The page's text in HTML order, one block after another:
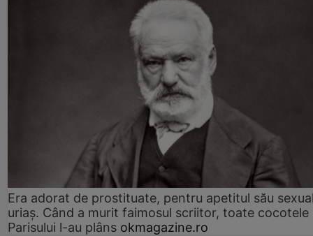
Era adorat de prostituate, pentru apetitul său
uriaș. Când a murit faimosul scriitor, toate cocotele
Parisului l-au plâns okmagazine.ro